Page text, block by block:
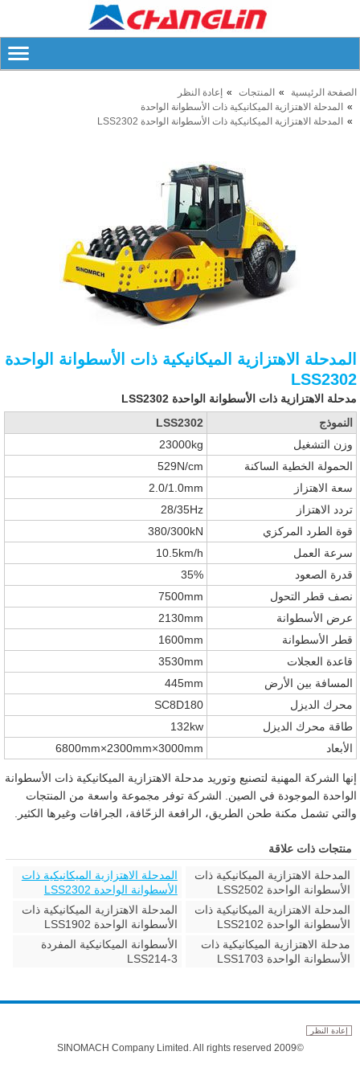
الصفحة الرئيسية المنتجات
إعادة النظر
المدحلة الاهتزازية الميكانيكية ذات الأسطوانة الواحدة
المدحلة الاهتزازية الميكانيكية ذات الأسطوانة الواحدة LSS2302
المدحلة الاهتزازية الميكانيكية ذات الأسطوانة الواحدة
LSS2302
مدحلة الاهتزازية ذات الأسطوانة الواحدة LSS2302
النموذج
LSS2302
وزن التشغيل
23000kg
الحمولة الخطية الساكنة
529N/cm
سعة الاهتزاز
2.0/1.0mm
تردد الاهتزاز
28/35Hz
قوة الطرد المركزي
380/300kN
سرعة العمل
10.5km/h
قدرة الصعود
35%
نصف قطر التحول
7500mm
عرض الأسطوانة
2130mm
قطر الأسطوانة
1600mm
قاعدة العجلات
3530mm
المسافة بين الأرض
445mm
محرك الديزل
SC8D180
طاقة محرك الديزل
132kw
الأبعاد
6800mm×2300mm×3000mm
إنها الشركة المهنية لتصنيع وتوريد مدحلة الاهتزازية الميكانيكية ذات الأسطوانة
الواحدة الموجودة في الصين. الشركة توفر مجموعة واسعة من المنتجات
والتي تشمل مكنة طحن الطريق، الرافعة الزحّافة، الجرافات وغيرها الكثير.
منتجات ذات علاقة
المدحلة الاهتزازية الميكانيكية ذات
الأسطوانة الواحدة LSS2502
المدحلة الاهتزازية الميكانيكية ذات
الأسطوانة الواحدة LSS2302
المدحلة الاهتزازية الميكانيكية ذات
الأسطوانة الواحدة LSS2102
المدحلة الاهتزازية الميكانيكية ذات
الأسطوانة الواحدة LSS1902
مدحلة الاهتزازية الميكانيكية ذات
الأسطوانة الواحدة LSS1703
الأسطوانة الميكانيكية المفردة
LSS214-3
إعادة النظر
©2009 SINOMACH Company Limited. All rights reserved